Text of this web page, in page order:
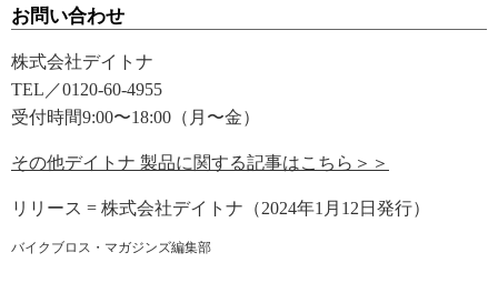
お問い合わせ
株式会社デイトナ
TEL／0120-60-4955
受付時間9:00〜18:00（月〜金）
その他デイトナ 製品に関する記事はこちら＞＞
リリース = 株式会社デイトナ（2024年1月12日発行）
バイクブロス・マガジンズ編集部